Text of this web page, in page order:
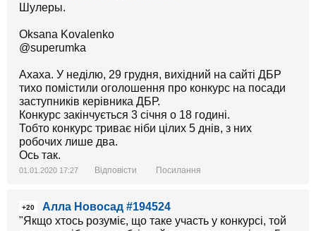
Шулеры.
Oksana Kovalenko
@superumka
Ахаха. У неділю, 29 грудня, вихідний на сайті ДБР
тихо помістили оголошення про конкурс на посади
заступників керівника ДБР.
Конкурс закінчується 3 січня о 18 годині.
Тобто конкурс триває ніби цілих 5 днів, з них
робочих лише два.
Ось так.
01.01.2020 17:27 Відповісти Посилання
+20
Алла Новосад #194524
"Якщо хтось розуміє, що таке участь у конкурсі, той